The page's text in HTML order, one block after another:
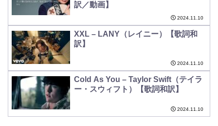
訳／動画】
2024.11.10
XXL – LANY（レイニー）【歌詞和
訳】
2024.11.10
Cold As You – Taylor Swift（テイラ
ー・スウィフト）【歌詞和訳】
2024.11.10